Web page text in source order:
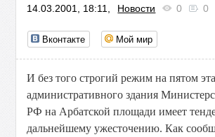
14.03.2001, 18:11, Новости 0 0
Вконтакте Мой мир
И без того строгий режим на пятом
административного здания
РФ на Арбатской площади имеет
дальнейшему ужесточению. Как